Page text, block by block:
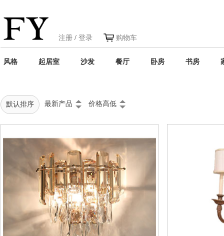
注册 / 登录 购物车
风格 起居室 沙发 餐厅 卧房 书房
默认排序 最新产品 价格高低